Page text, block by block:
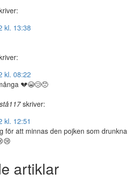
kl. 13:38
kl. 08:22
💔😭😢😠
skriver:
kl. 12:51
för att minnas den pojken som drunkna
artiklar